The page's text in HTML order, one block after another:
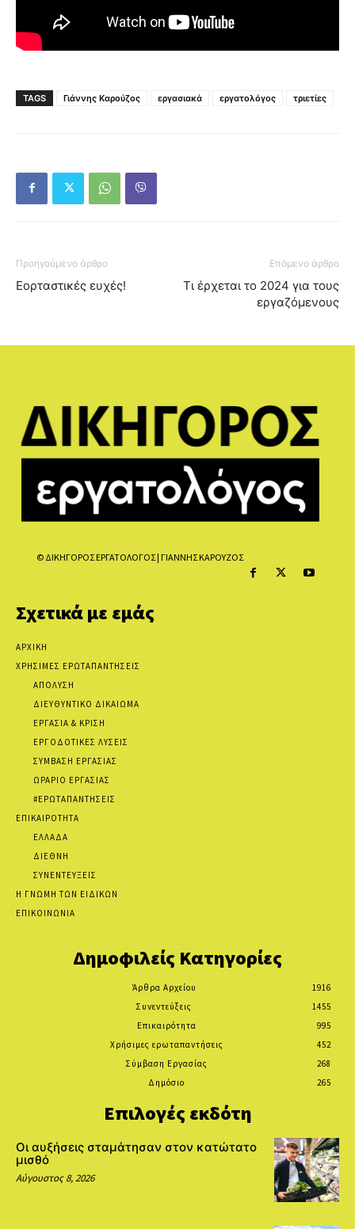
TAGS Γιάννης Καρούζος εργασιακά εργατολόγος τριετίες
Προηγούμενο άρθρο
Εορταστικές ευχές!
Επόμενο άρθρο
Τι έρχεται το 2024 για τους
εργαζόμενους
© ΔΙΚΗΓΟΡΟΣ ΕΡΓΑΤΟΛΟΓΟΣ | ΓΙΑΝΝΗΣ ΚΑΡΟΥΖΟΣ
Σχετικά με εμάς
ΑΡΧΙΚΗ
ΧΡΗΣΙΜΕΣ ΕΡΩΤΑΠΑΝΤΗΣΕΙΣ
ΑΠΟΛΥΣΗ
ΔΙΕΥΘΥΝΤΙΚΟ ΔΙΚΑΙΩΜΑ
ΕΡΓΑΣΙΑ & ΚΡΙΣΗ
ΕΡΓΟΔΟΤΙΚΕΣ ΛΥΣΕΙΣ
ΣΥΜΒΑΣΗ ΕΡΓΑΣΙΑΣ
ΩΡΑΡΙΟ ΕΡΓΑΣΙΑΣ
#ΕΡΩΤΑΠΑΝΤΗΣΕΙΣ
ΕΠΙΚΑΙΡΟΤΗΤΑ
ΕΛΛΑΔΑ
ΔΙΕΘΝΗ
ΣΥΝΕΝΤΕΥΞΕΙΣ
Η ΓΝΩΜΗ ΤΩΝ ΕΙΔΙΚΩΝ
ΕΠΙΚΟΙΝΩΝΙΑ
Δημοφιλείς Κατηγορίες
Άρθρα Αρχείου
1916
Συνεντεύξεις
1455
Επικαιρότητα
995
Χρήσιμες ερωταπαντήσεις
452
Σύμβαση Εργασίας
268
Δημόσιο
265
Επιλογές εκδότη
Οι αυξήσεις σταμάτησαν στον κατώτατο
μισθό
Αύγουστος 8, 2026